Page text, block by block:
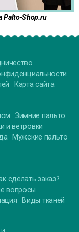
Palto-Shop.ru
Карта сайта
Зимние пальто
и ветровки
Мужские пальто
сделать заказ?
вопросы
Виды тканей